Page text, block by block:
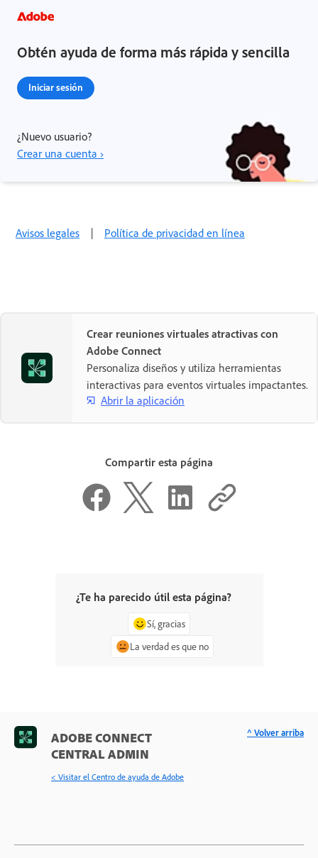
Obtén ayuda de forma más rápida y sencilla
Iniciar sesión
¿Nuevo usuario?
Crear una cuenta ›
Avisos legales | Política de privacidad en línea
Crear reuniones virtuales atractivas con
Adobe Connect
Personaliza diseños y utiliza herramientas
interactivas para eventos virtuales impactantes.
Abrir la aplicación
Compartir esta página
¿Te ha parecido útil esta página?
Sí, gracias
La verdad es que no
ADOBE CONNECT
CENTRAL ADMIN
< Visitar el Centro de ayuda de Adobe
^ Volver arriba